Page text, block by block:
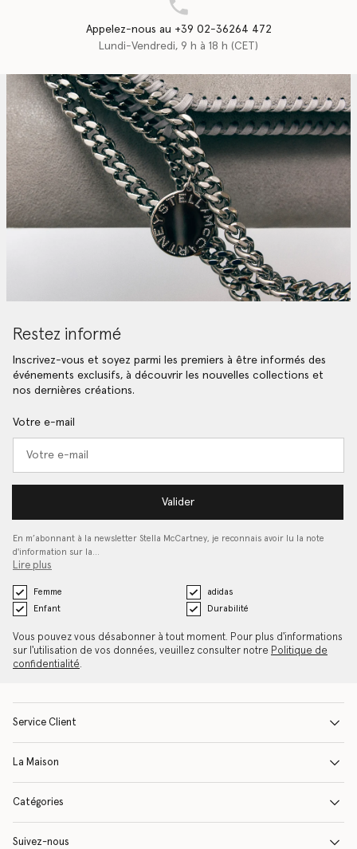
Appelez-nous au +39 02-36264 472
Lundi-Vendredi, 9 h à 18 h (CET)
Restez informé
Inscrivez-vous et soyez parmi les premiers à être informés des
événements exclusifs, à découvrir les nouvelles collections et
nos dernières créations.
Votre e-mail
Valider
En m’abonnant à la newsletter Stella McCartney, je reconnais avoir lu la note
d'information sur la…
Lire plus
Femme
adidas
Enfant
Durabilité
Vous pouvez vous désabonner à tout moment. Pour plus d'informations
sur l'utilisation de vos données, veuillez consulter notre Politique de
confidentialité.
Service Client
La Maison
Catégories
Suivez-nous